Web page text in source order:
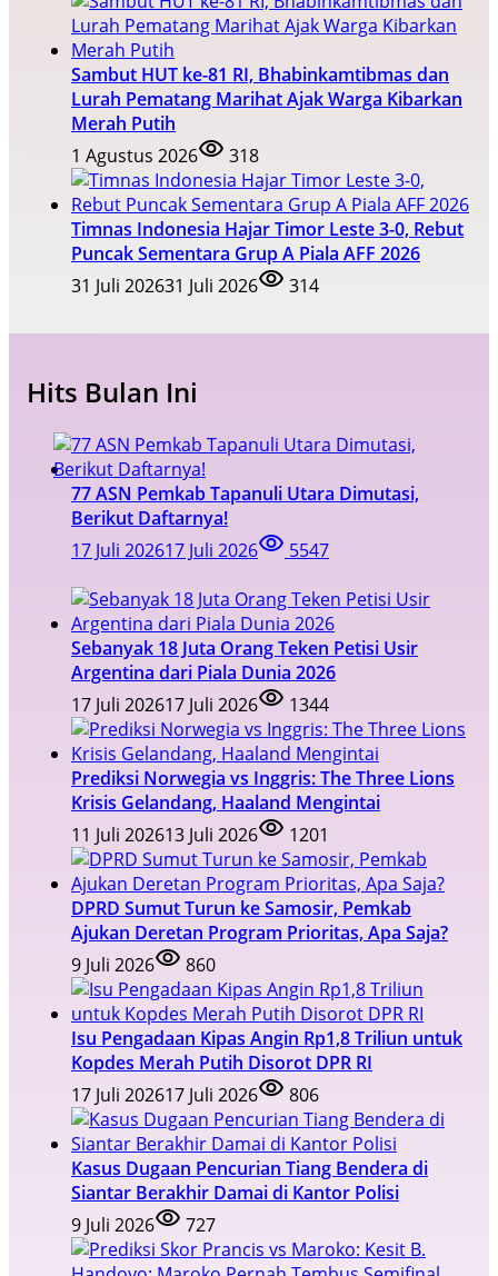
Sambut HUT ke-81 RI, Bhabinkamtibmas dan
Lurah Pematang Marihat Ajak Warga Kibarkan
Merah Putih
1 Agustus 2026
318
Timnas Indonesia Hajar Timor Leste 3-0, Rebut
Puncak Sementara Grup A Piala AFF 2026
31 Juli 202631 Juli 2026 314
Hits Bulan Ini
77 ASN Pemkab Tapanuli Utara Dimutasi,
Berikut Daftarnya!
17 Juli 202617 Juli 2026 5547
Sebanyak 18 Juta Orang Teken Petisi Usir
Argentina dari Piala Dunia 2026
17 Juli 202617 Juli 2026 1344
Prediksi Norwegia vs Inggris: The Three Lions
Krisis Gelandang, Haaland Mengintai
11 Juli 202613 Juli 2026 1201
DPRD Sumut Turun ke Samosir, Pemkab
Ajukan Deretan Program Prioritas, Apa Saja?
9 Juli 2026
860
Isu Pengadaan Kipas Angin Rp1,8 Triliun untuk
Kopdes Merah Putih Disorot DPR RI
17 Juli 202617 Juli 2026 806
Kasus Dugaan Pencurian Tiang Bendera di
Siantar Berakhir Damai di Kantor Polisi
9 Juli 2026
727